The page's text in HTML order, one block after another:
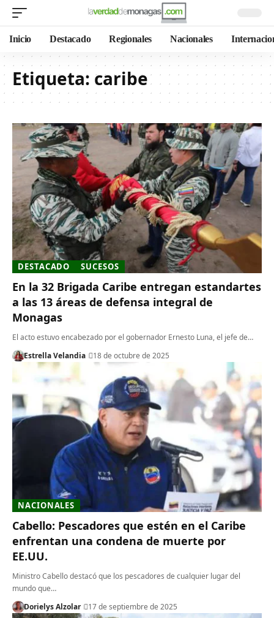
Inicio Destacado Regionales Nacionales
Etiqueta: caribe
DESTACADO SUCESOS
En la 32 Brigada Caribe entregan estandartes
a las 13 áreas de defensa integral de
Monagas
El acto estuvo encabezado por el gobernador Ernesto Luna, el jefe de…
Estrella Velandia
18 de octubre de 2025
NACIONALES
Cabello: Pescadores que estén en el Caribe
enfrentan una condena de muerte por
EE.UU.
Ministro Cabello destacó que los pescadores de cualquier lugar del
mundo que…
Dorielys Alzolar
17 de septiembre de 2025